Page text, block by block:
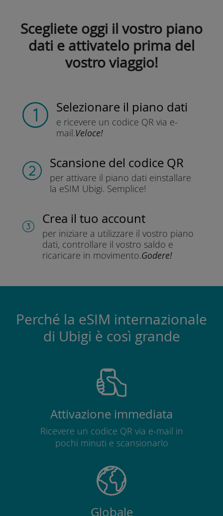
Scegliete oggi il vostro piano
dati e attivatelo prima del
vostro viaggio!
Selezionare il piano dati
e ricevere un codice QR via e-
mail.Veloce!
Scansione del codice QR
per attivare il piano dati einstallare
la eSIM Ubigi. Semplice!
Crea il tuo account
per iniziare a utilizzare il vostro piano
dati, controllare il vostro saldo e
ricaricare in movimento.Godere!
Perché la eSIM internazionale
di Ubigi è così grande
Attivazione immediata
Ricevere un codice QR via e-mail in
pochi minuti e scansionarlo
Globale